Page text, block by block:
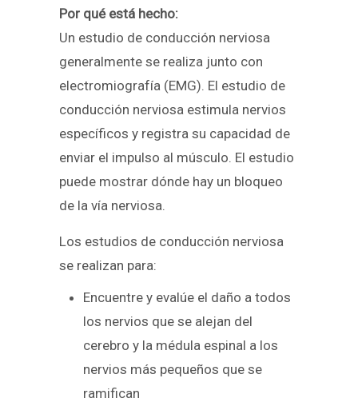
Por qué está hecho:
Un estudio de conducción nerviosa
generalmente se realiza junto con
electromiografía (EMG). El estudio de
conducción nerviosa estimula nervios
específicos y registra su capacidad de
enviar el impulso al músculo. El estudio
puede mostrar dónde hay un bloqueo
de la vía nerviosa.
Los estudios de conducción nerviosa
se realizan para:
Encuentre y evalúe el daño a todos
los nervios que se alejan del
cerebro y la médula espinal a los
nervios más pequeños que se
ramifican